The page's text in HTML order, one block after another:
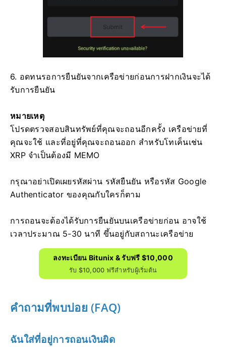
6. อดทนรอการยืนยันจากเครือข่ายก่อนการฝากเงินจะได้
รับการยืนยัน
หมายเหตุ
โปรดตรวจสอบสินทรัพย์ที่คุณจะถอนอีกครั้ง เครือข่ายที่
คุณจะใช้ และที่อยู่ที่คุณจะถอนออก สำหรับโทเค็นเช่น
XRP จำเป็นต้องมี MEMO
กรุณาอย่าเปิดเผยรหัสผ่าน รหัสยืนยัน หรือรหัส Google
Authenticator ของคุณกับใครก็ตาม
การถอนจะต้องได้รับการยืนยันบนเครือข่ายก่อน อาจใช้
เวลาประมาณ 5-30 นาที ขึ้นอยู่กับสถานะเครือข่าย
ลงทะเบียน Bitunix & รับฟรี $10,000
รับ $10,000 ฟรีสำหรับผู้เริ่มต้น
คำถามที่พบบ่อย (FAQ)
ฉันใส่ที่อยู่การถอนเงินผิด